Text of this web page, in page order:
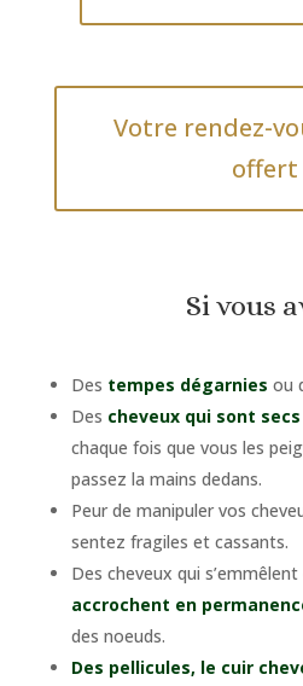
Votre rendez-
offert
Si vous
Des tempes dégarnies ou
Des cheveux qui sont
chaque fois que vous les
passez la mains dedans.
Peur de manipuler vos
sentez fragiles et cassants.
Des cheveux qui
accrochent en
des noeuds.
Des pellicules, le cuir